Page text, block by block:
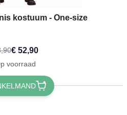
kostuum - One-size
€ 52,90
voorraad